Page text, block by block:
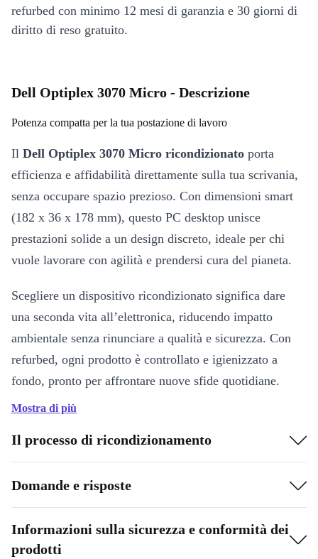
refurbed con minimo 12 mesi di garanzia e 30 giorni di
diritto di reso gratuito.
Dell Optiplex 3070 Micro - Descrizione
Potenza compatta per la tua postazione di lavoro
Il Dell Optiplex 3070 Micro ricondizionato porta
efficienza e affidabilità direttamente sulla tua scrivania,
senza occupare spazio prezioso. Con dimensioni smart
(182 x 36 x 178 mm), questo PC desktop unisce
prestazioni solide a un design discreto, ideale per chi
vuole lavorare con agilità e prendersi cura del pianeta.
Scegliere un dispositivo ricondizionato significa dare
una seconda vita all’elettronica, riducendo impatto
ambientale senza rinunciare a qualità e sicurezza. Con
refurbed, ogni prodotto è controllato e igienizzato a
fondo, pronto per affrontare nuove sfide quotidiane.
Caratteristiche principali e vantaggi
Dimensioni ridotte, massima flessibilità:
Connettività completa:4 porte USB-A 3.0, 2 porte USB-A 2.0,
audio per collegare facilmente monitor, periferiche e dispositivi.
Memoria DDR4:
Mostra di più
Il processo di ricondizionamento
Domande e risposte
Informazioni sulla sicurezza e conformità dei
prodotti